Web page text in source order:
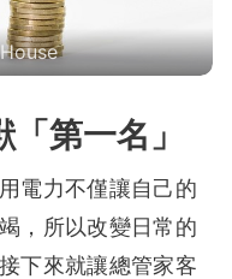
第一名」
電力不僅讓自己的
，所以改變日常的
下來就讓總管家客